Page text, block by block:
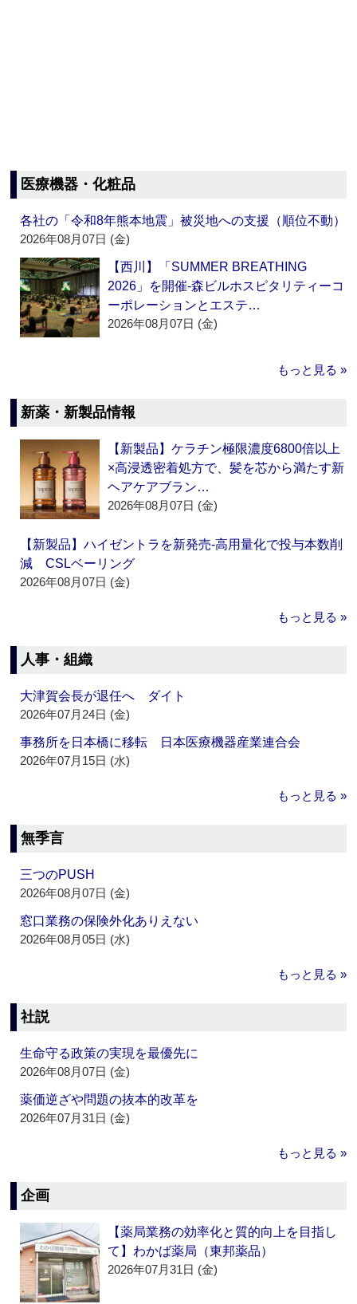
医療機器・化粧品
各社の「令和8年熊本地震」被災地への支援（順位不動）
2026年08月07日 (金)
【西川】「SUMMER BREATHING
2026」を開催‐森ビルホスピタリティーコ
ーポレーションとエステ…
2026年08月07日 (金)
もっと見る »
新薬・新製品情報
【新製品】ケラチン極限濃度6800倍以上
×高浸透密着処方で、髪を芯から満たす新
ヘアケアブラン…
2026年08月07日 (金)
【新製品】ハイゼントラを新発売‐高用量化で投与本数削
減 CSLベーリング
2026年08月07日 (金)
もっと見る »
人事・組織
大津賀会長が退任へ ダイト
2026年07月24日 (金)
事務所を日本橋に移転 日本医療機器産業連合会
2026年07月15日 (水)
もっと見る »
無季言
三つのPUSH
2026年08月07日 (金)
窓口業務の保険外化ありえない
2026年08月05日 (水)
もっと見る »
社説
生命守る政策の実現を最優先に
2026年08月07日 (金)
薬価逆ざや問題の抜本的改革を
2026年07月31日 (金)
もっと見る »
企画
【薬局業務の効率化と質的向上を目指し
て】わかば薬局（東邦薬品）
2026年07月31日 (金)